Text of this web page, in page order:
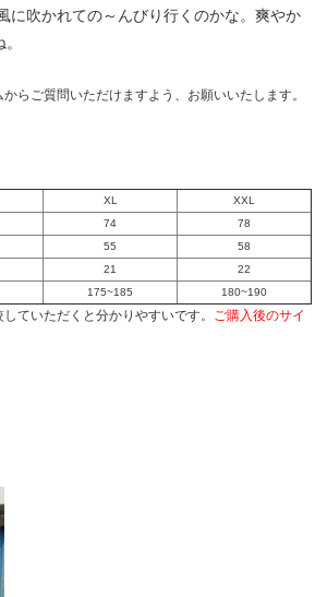
に吹かれての～んびり行くのかな。爽やか
らご質問いただけますよう、お願いいたします。
XL
XXL
74
78
55
58
21
22
175~185 180~190
ていただくと分かりやすいです。 ご購入後のサイ